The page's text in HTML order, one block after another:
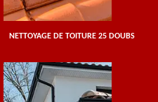
NETTOYAGE DE TOITURE 25 DOUBS